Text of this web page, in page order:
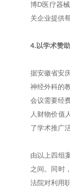
博D医疗器
关企业提供
4.以学术赞
据安徽省安
神经外科的
会议需要经
人财物价值
了学术推广
由以上四组
之间。同时
法院对利用